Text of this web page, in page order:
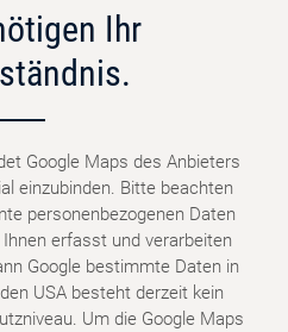
Ihr
Google Maps des Anbieters
einzubinden. Bitte beachten
personenbezogenen Daten
erfasst und verarbeiten
Google bestimmte Daten in
USA besteht derzeit kein
Um die Google Maps